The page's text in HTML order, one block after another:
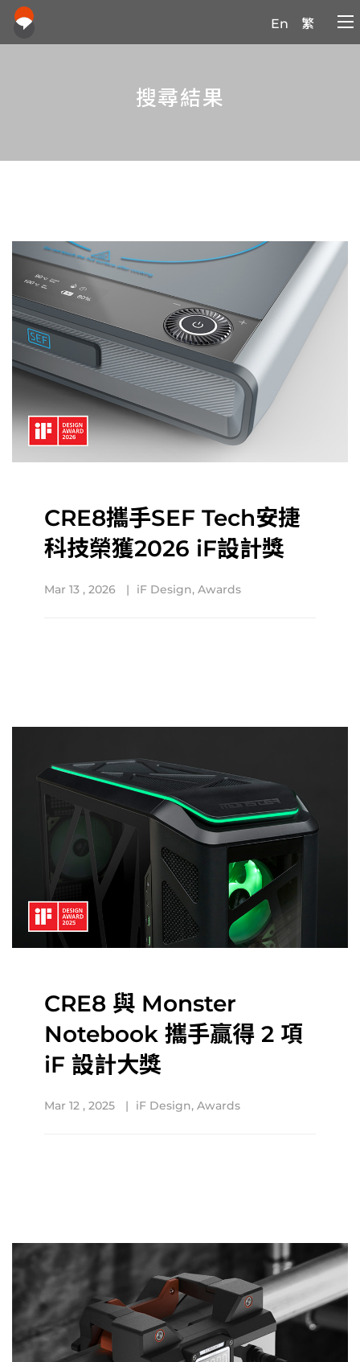
En 繁
搜尋結果
CRE8攜手SEF Tech安捷
科技榮獲2026 iF設計獎
Mar 13 , 2026 iF Design, Awards
CRE8 與 Monster
Notebook 攜手贏得 2 項
iF 設計大獎
Mar 12 , 2025 iF Design, Awards